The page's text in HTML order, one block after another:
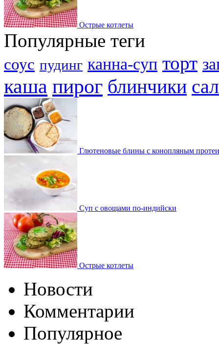
Острые котлеты
Популярные теги
соус пудинг канна-суп торт
каша пирог блинчики
Глютеновые блины с конопляным
Суп с овощами по-индийски
Острые котлеты
Новости
Комментарии
Популярное